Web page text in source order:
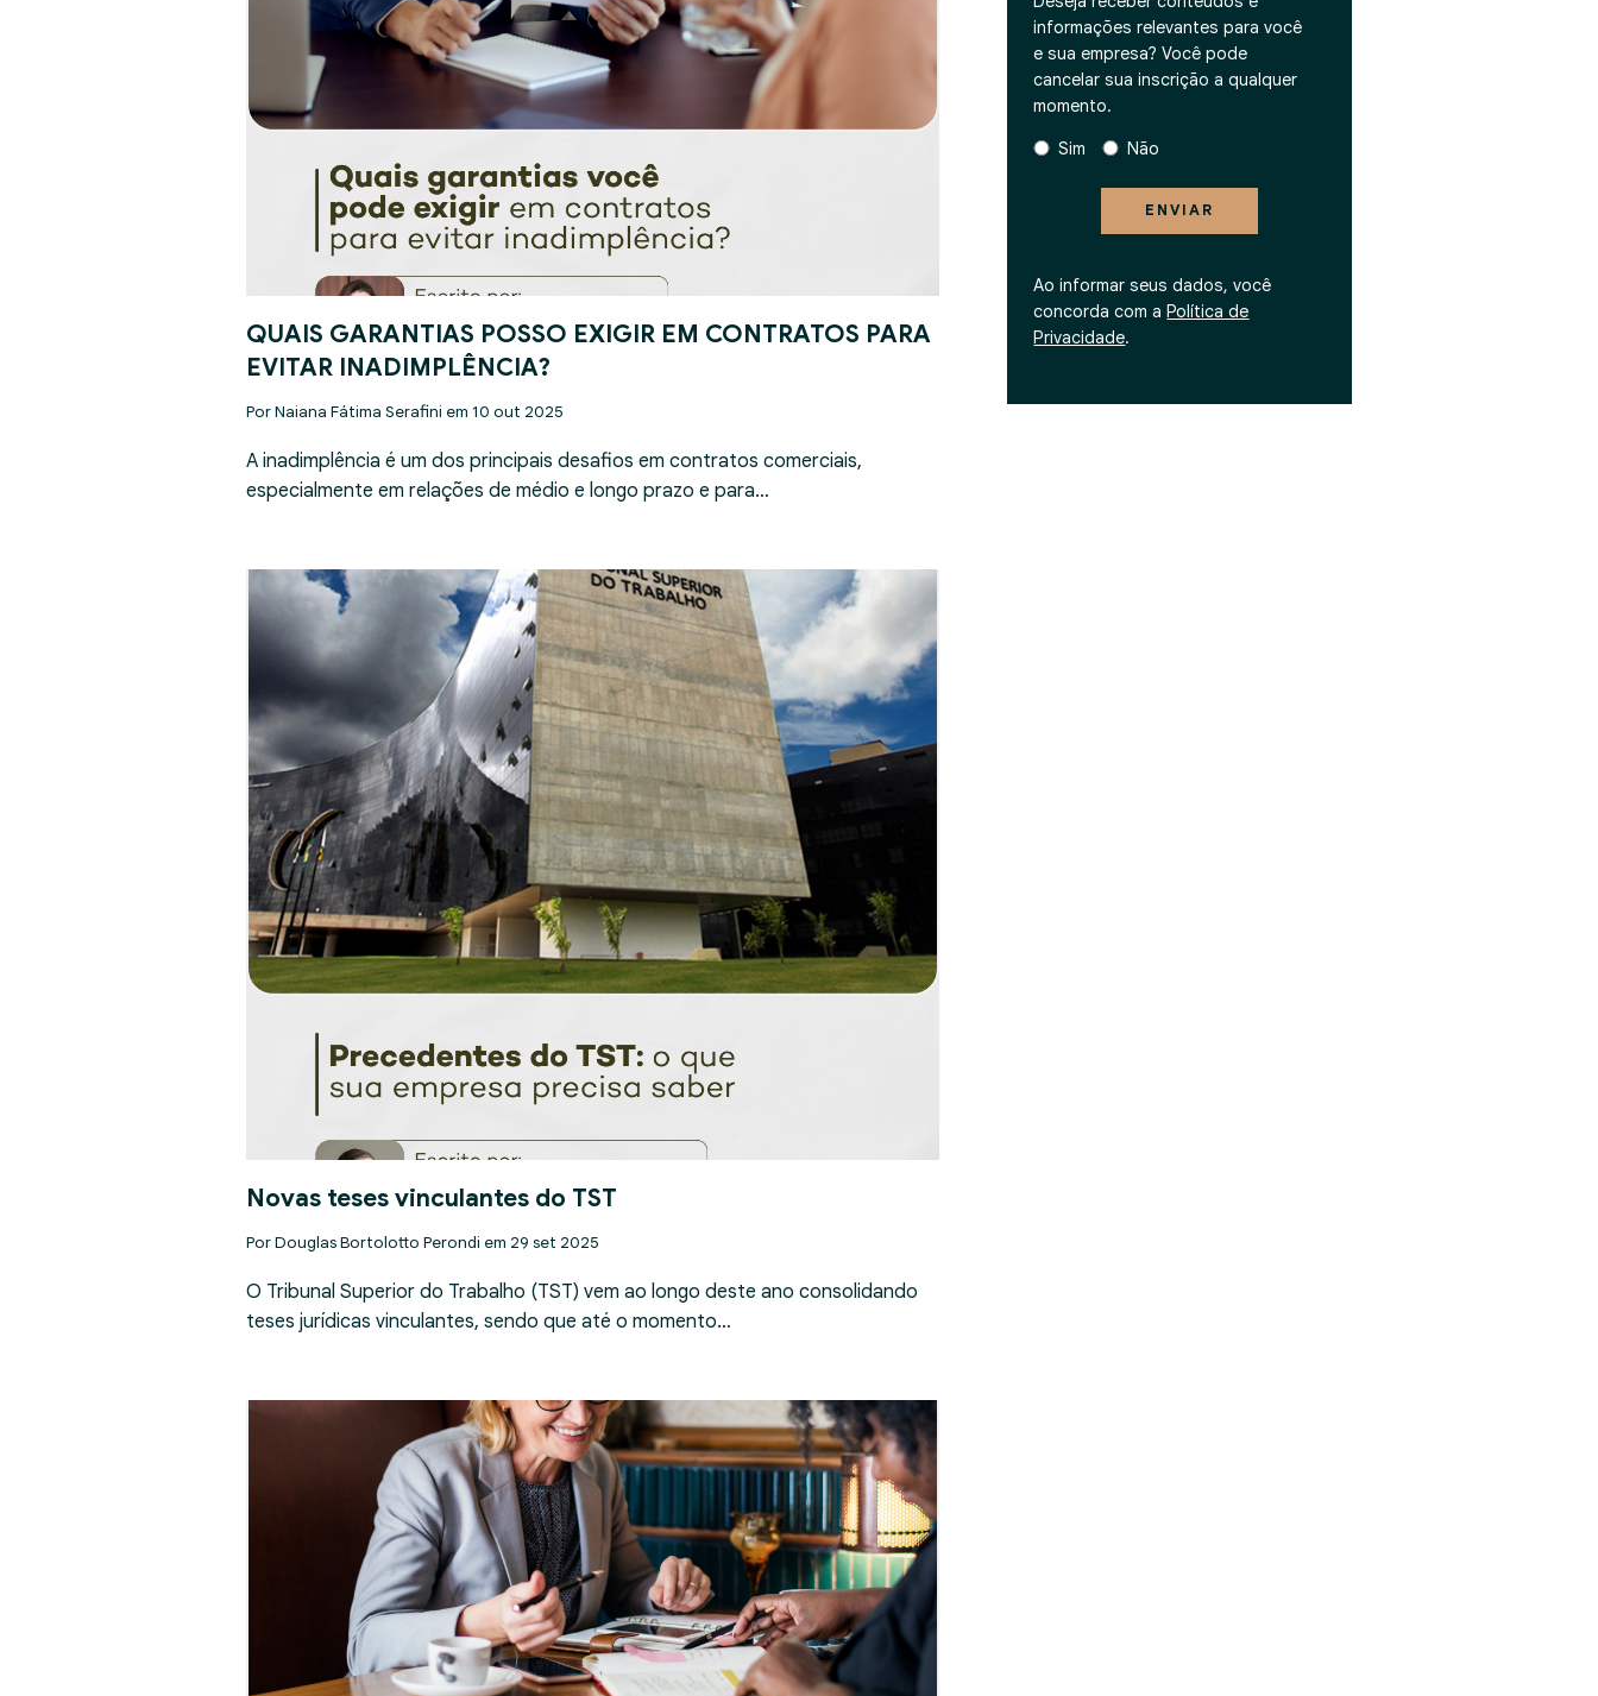
QUAIS GARANTIAS POSSO EXIGIR EM CONTRATOS PARA
EVITAR INADIMPLÊNCIA?
Por Naiana Fátima Serafini em 10 out 2025
A inadimplência é um dos principais desafios em contratos comerciais,
especialmente em relações de médio e longo prazo e para…
Novas teses vinculantes do TST
Por Douglas Bortolotto Perondi em 29 set 2025
O Tribunal Superior do Trabalho (TST) vem ao longo deste ano consolidando
teses jurídicas vinculantes, sendo que até o momento…
informações relevantes para você
e sua empresa? Você pode
cancelar sua inscrição a qualquer
momento.
Sim
Não
ENVIAR
Ao informar seus dados, você
concorda com aPolítica de
Privacidade.